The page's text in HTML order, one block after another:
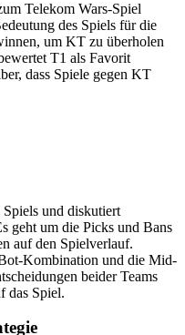
Telekom Wars-Spiel
des Spiels für die
um KT zu überholen
T1 als Favorit
dass Spiele gegen KT
und diskutiert
geht um die Picks und Bans
auf den Spielverlauf.
Kombination und die Mid-
beider Teams
das Spiel.